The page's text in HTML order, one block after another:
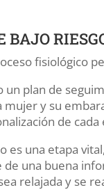
BAJO
fisiológico
un plan de
mujer y su
de
es una etapa
una buena
relajada y se